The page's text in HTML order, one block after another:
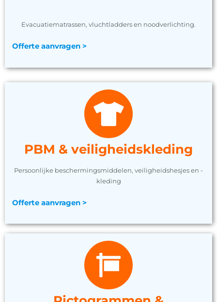
Evacuatiematrassen, vluchtladders en noodverlichting.
Offerte aanvragen >
PBM & veiligheidskleding
Persoonlijke beschermingsmiddelen, veiligheidshesjes en -
kleding
Offerte aanvragen >